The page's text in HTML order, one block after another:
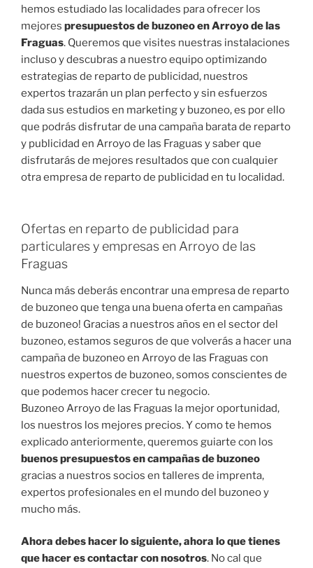
hemos estudiado las localidades para ofrecer los
mejores presupuestos de buzoneo en Arroyo de las
Fraguas. Queremos que visites nuestras instalaciones
incluso y descubras a nuestro equipo optimizando
estrategias de reparto de publicidad, nuestros
expertos trazarán un plan perfecto y sin esfuerzos
dada sus estudios en marketing y buzoneo, es por ello
que podrás disfrutar de una campaña barata de reparto
y publicidad en Arroyo de las Fraguas y saber que
disfrutarás de mejores resultados que con cualquier
otra empresa de reparto de publicidad en tu localidad.
Ofertas en reparto de publicidad para
particulares y empresas en Arroyo de las
Fraguas
Nunca más deberás encontrar una empresa de reparto
de buzoneo que tenga una buena oferta en campañas
de buzoneo! Gracias a nuestros años en el sector del
buzoneo, estamos seguros de que volverás a hacer una
campaña de buzoneo en Arroyo de las Fraguas con
nuestros expertos de buzoneo, somos conscientes de
que podemos hacer crecer tu negocio.
Buzoneo Arroyo de las Fraguas la mejor oportunidad,
los nuestros los mejores precios. Y como te hemos
explicado anteriormente, queremos guiarte con los
buenos presupuestos en campañas de buzoneo
gracias a nuestros socios en talleres de imprenta,
expertos profesionales en el mundo del buzoneo y
mucho más.
Ahora debes hacer lo siguiente, ahora lo que tienes
que hacer es contactar con nosotros. No cal que